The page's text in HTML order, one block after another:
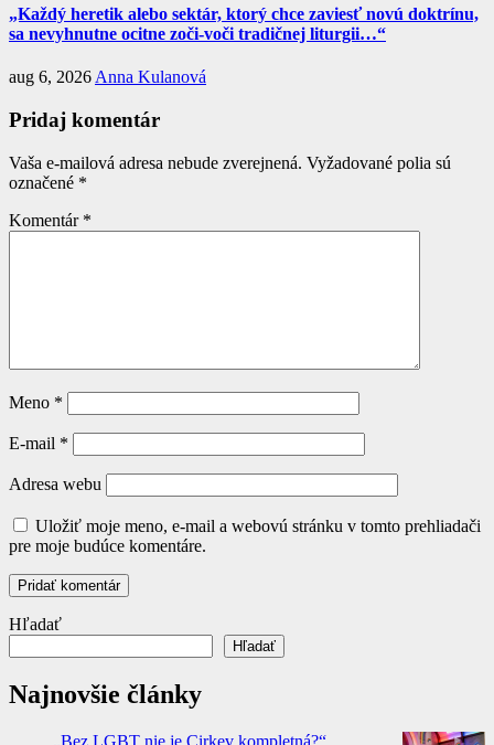
„Každý heretik alebo sektár, ktorý chce zaviesť novú doktrínu,
sa nevyhnutne ocitne zoči-voči tradičnej liturgii…“
aug 6, 2026Anna Kulanová
Pridaj komentár
Vaša e-mailová adresa nebude zverejnená. Vyžadované polia sú
označené *
Komentár *
Meno *
E-mail *
Adresa webu
Uložiť moje meno, e-mail a webovú stránku v tomto prehliadači
pre moje budúce komentáre.
Hľadať
Hľadať
Najnovšie články
„Bez LGBT nie je Cirkev kompletná?“